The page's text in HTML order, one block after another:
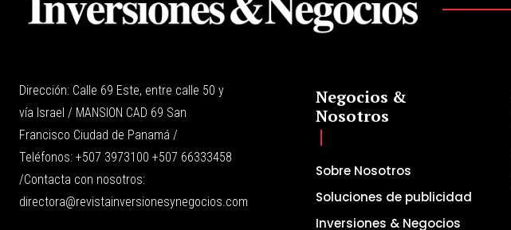
Dirección: Calle 69 Este, entre calle 50 y
vía Israel / MANSION CAD 69 San
Francisco Ciudad de Panamá /
Teléfonos: +507 3973100 +507 66333458
/Contacta con nosotros:
directora@revistainversionesynegocios.com
Negocios &
Nosotros
Sobre Nosotros
Soluciones de publicidad
Inversiones & Negocios